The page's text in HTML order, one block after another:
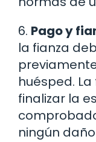
6. Pago y
la fianza
huésped.
finalizar la
ningún